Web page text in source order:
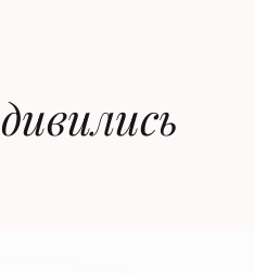
дивилиcь